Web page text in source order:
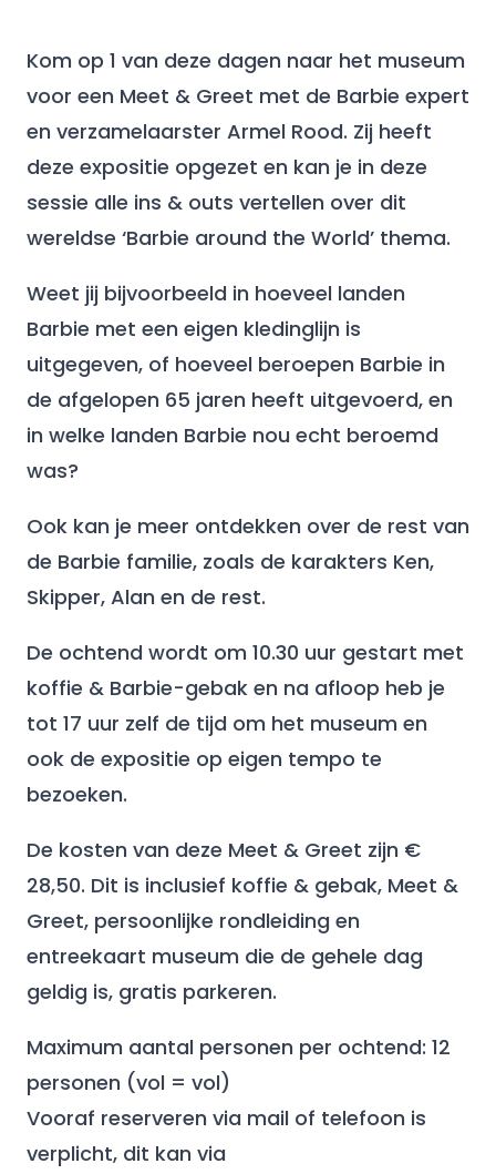
Kom op 1 van deze dagen naar het museum
voor een Meet & Greet met de Barbie expert
en verzamelaarster Armel Rood. Zij heeft
deze expositie opgezet en kan je in deze
sessie alle ins & outs vertellen over dit
wereldse ‘Barbie around the World’ thema.
Weet jij bijvoorbeeld in hoeveel landen
Barbie met een eigen kledinglijn is
uitgegeven, of hoeveel beroepen Barbie in
de afgelopen 65 jaren heeft uitgevoerd, en
in welke landen Barbie nou echt beroemd
was?
Ook kan je meer ontdekken over de rest van
de Barbie familie, zoals de karakters Ken,
Skipper, Alan en de rest.
De ochtend wordt om 10.30 uur gestart met
koffie & Barbie-gebak en na afloop heb je
tot 17 uur zelf de tijd om het museum en
ook de expositie op eigen tempo te
bezoeken.
De kosten van deze Meet & Greet zijn €
28,50. Dit is inclusief koffie & gebak, Meet &
Greet, persoonlijke rondleiding en
entreekaart museum die de gehele dag
geldig is, gratis parkeren.
Maximum aantal personen per ochtend: 12
personen (vol = vol)
Vooraf reserveren via mail of telefoon is
verplicht, dit kan via